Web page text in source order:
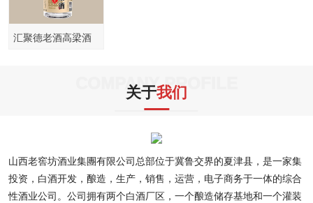
汇聚德老酒高梁酒
COMPANY PROFILE
关于我们
山西老窖坊酒业集團有限公司总部位于冀鲁交界的夏津县，是一家集
投资，白酒开发，酿造，生产，销售，运营，电子商务于一体的综合
性酒业公司。公司拥有两个白酒厂区，一个酿造储存基地和一个灌装